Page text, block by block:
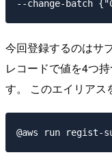
今回登録するのはサ
レコードで値を4つ
す。 このエイリアス